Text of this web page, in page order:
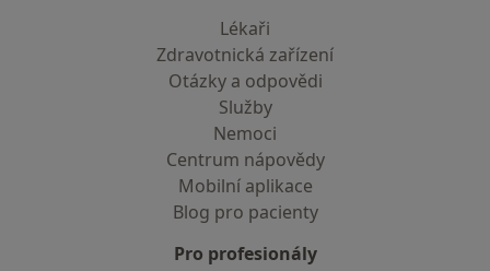
Lékaři
Zdravotnická zařízení
Otázky a odpovědi
Služby
Nemoci
Centrum nápovědy
Mobilní aplikace
Blog pro pacienty
Pro profesionály